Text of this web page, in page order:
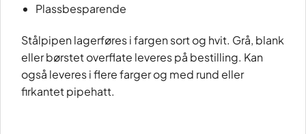
Plassbesparende
Stålpipen lagerføres i fargen sort og hvit. Grå, blank
eller børstet overflate leveres på bestilling. Kan
også leveres i flere farger og med rund eller
firkantet pipehatt.